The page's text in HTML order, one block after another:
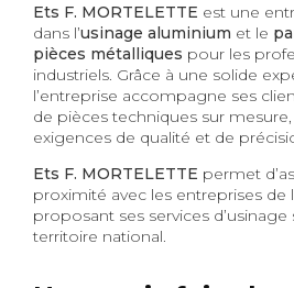
Ets F. MORTELETTE est une
dans l’usinage aluminium et le
pièces métalliques pour les
industriels. Grâce à une solide
l’entreprise accompagne ses
de pièces techniques sur
exigences de qualité et de
Ets F. MORTELETTE permet
proximité avec les entreprises de
proposant ses services d’usinage
territoire national.